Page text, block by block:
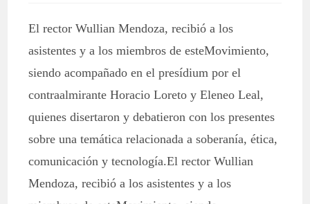
El rector Wullian Mendoza, recibió a los
asistentes y a los miembros de esteMovimiento,
siendo acompañado en el presídium por el
contraalmirante Horacio Loreto y Eleneo Leal,
quienes disertaron y debatieron con los presentes
sobre una temática relacionada a soberanía, ética,
comunicación y tecnología.El rector Wullian
Mendoza, recibió a los asistentes y a los